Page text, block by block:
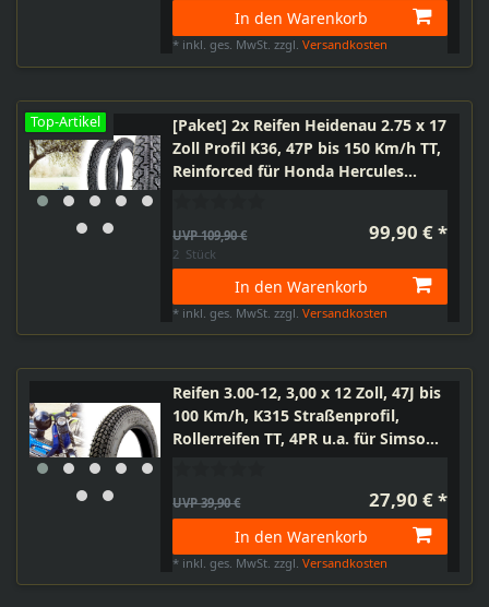
In den Warenkorb
* inkl. ges. MwSt. zzgl.Versandkosten
Top-Artikel
[Paket] 2x Reifen Heidenau 2.75 x 17
Zoll Profil K36, 47P bis 150 Km/h TT,
Reinforced für Honda Hercules
UVP 109,90 € 99,90 € *
2 Stück
In den Warenkorb
* inkl. ges. MwSt. zzgl.Versandkosten
Reifen 3.00-12, 3,00 x 12 Zoll, 47J bis
100 Km/h, K315 Straßenprofil,
Rollerreifen TT, 4PR u.a. für Simson
UVP 39,90 € 27,90 € *
In den Warenkorb
* inkl. ges. MwSt. zzgl.Versandkosten